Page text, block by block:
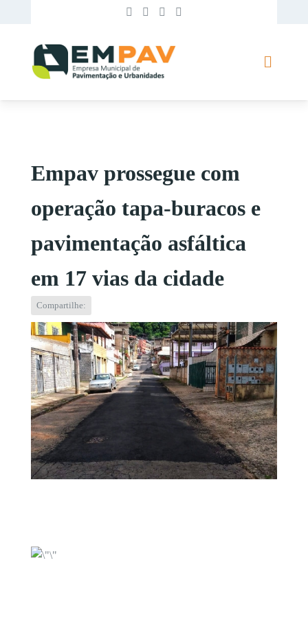
Empav prossegue com
operação tapa-buracos e
pavimentação asfáltica
em 17 vias da cidade
Compartilhe: